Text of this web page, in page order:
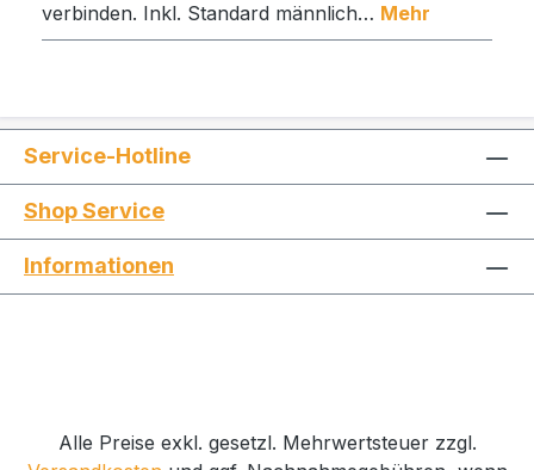
verbinden. Inkl. Standard männlich… Mehr
Service-Hotline
Shop Service
Informationen
Alle Preise exkl. gesetzl. Mehrwertsteuer zzgl.